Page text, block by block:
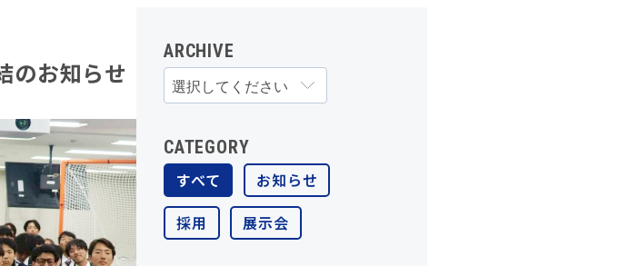
のお知らせ
ARCHIVE
CATEGORY
すべて
お知らせ
採用
展示会